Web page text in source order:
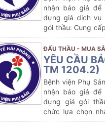
nhận báo giá để
dựng giá dịch vụ
gói thầu: Cung
Bệnh viện Phụ
lô)
ĐẤU THẦU - MUA
YÊU CẦU
TM 1204.2)
Bệnh viện Phụ
nhận báo giá để
dựng giá gói
chức lựa chọn
gói thầu dự kiến: